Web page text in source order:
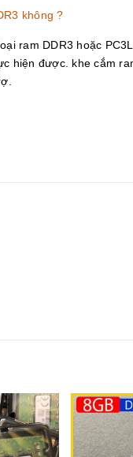
không ?
ram DDR3 hoặc
hiện được. khe cắm